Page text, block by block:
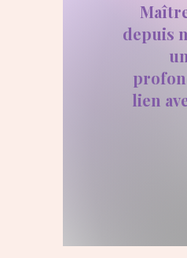
depuis
lien